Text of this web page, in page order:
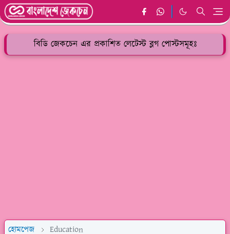
বিডি জেকচেন এর প্রকাশিত লেটেস্ট ব্লগ পোস্টসমূহঃ
হোমপেজ Education